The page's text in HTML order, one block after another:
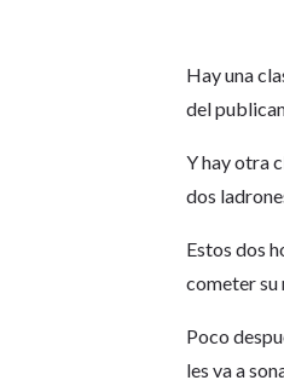
Hay una
del
Y hay otra
dos
Estos dos
cometer su
Poco
les va a